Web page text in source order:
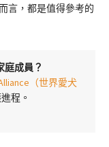
言，都是值得參考的
庭成員？
（世界愛犬
程。